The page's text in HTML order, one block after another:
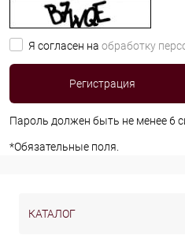
Я согласен на обработку
Пароль должен быть не менее 6
*Обязательные поля.
КАТАЛОГ